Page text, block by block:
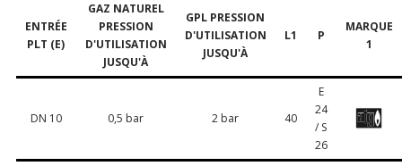
ENTRÉE
PLT (E)
GAZ NATUREL
PRESSION
D'UTILISATION
JUSQU'À
GPL PRESSION
D'UTILISATION
JUSQU'À
L1 P
MARQUE
1
DN 10 0,5 bar 2 bar 40
E
24
/ S
26